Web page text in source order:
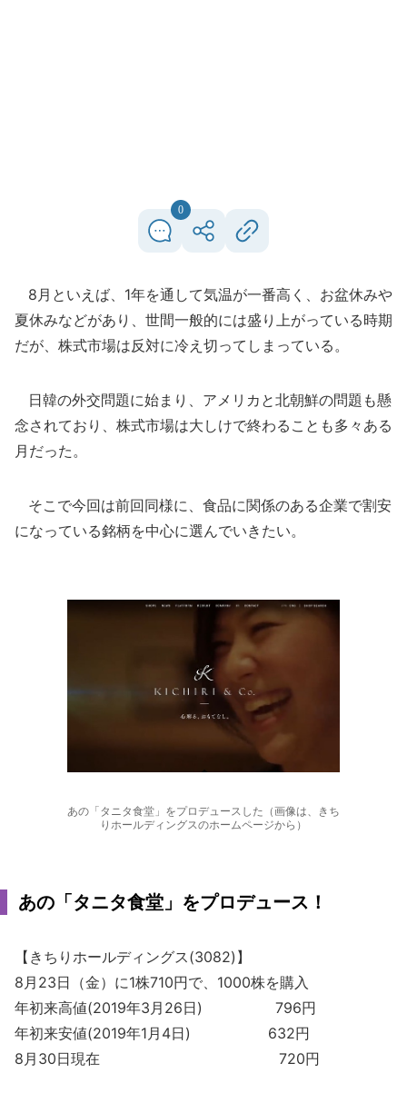
0
8月といえば、1年を通して気温が一番高く、お盆休みや
夏休みなどがあり、世間一般的には盛り上がっている時期
だが、株式市場は反対に冷え切ってしまっている。
日韓の外交問題に始まり、アメリカと北朝鮮の問題も懸
念されており、株式市場は大しけで終わることも多々ある
月だった。
そこで今回は前回同様に、食品に関係のある企業で割安
になっている銘柄を中心に選んでいきたい。
あの「タニタ食堂」をプロデュースした（画像は、きち
りホールディングスのホームページから）
あの「タニタ食堂」をプロデュース！
【きちりホールディングス(3082)】
8月23日（金）に1株710円で、1000株を購入
年初来高値(2019年3月26日) 796円
年初来安値(2019年1月4日) 632円
8月30日現在 720円